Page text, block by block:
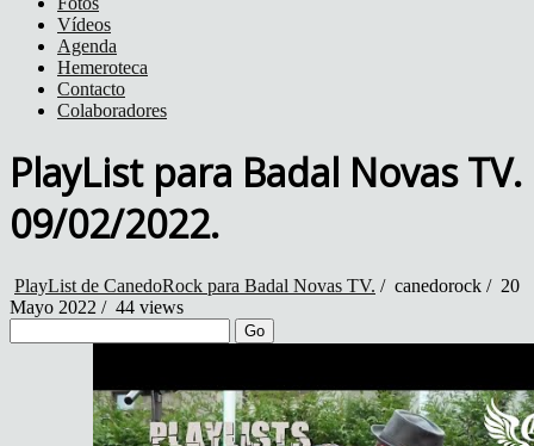
Vídeos
Agenda
Hemeroteca
Contacto
Colaboradores
PlayList para Badal Novas TV.
09/02/2022.
PlayList de CanedoRock para Badal Novas TV. / canedorock / 20
Mayo 2022 / 44 views
Go